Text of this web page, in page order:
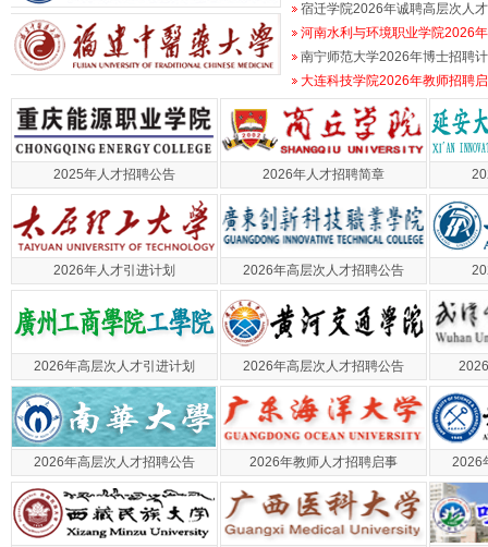
宿迁学院2026年诚聘高层次人
河南水利与环境职业学院2026
南宁师范大学2026年博士招聘
大连科技学院2026年教师招聘
2025年人才招聘公告 2026年人才招聘简章
2026年人才引进计划 2026年高层次人才招聘公告
2026年高层次人才引进计划 2026年高层次人才招聘公告
2026年高层次人才招聘公告 2026年教师人才招聘启事 2026